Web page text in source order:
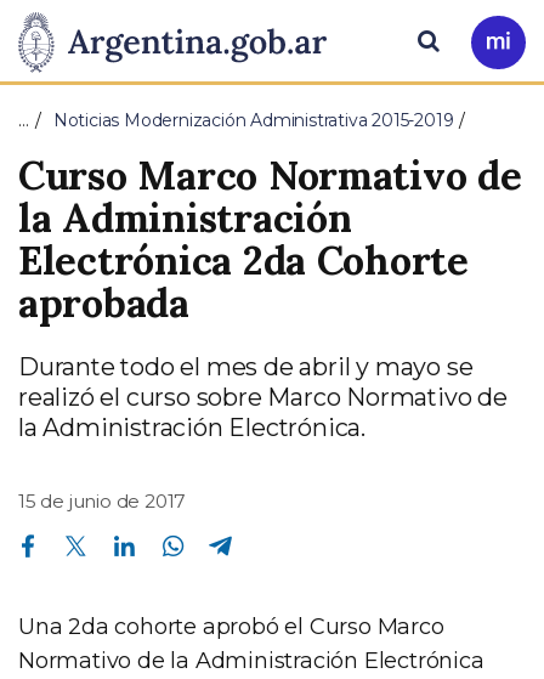
Presidencia
de
la
Nación
Pasar al contenido principal
Ir
a
Buscar
… Noticias Modernización Administrativa 2015-2019
Curso Marco Normativo de
la Administración
Electrónica 2da Cohorte
aprobada
Durante todo el mes de abril y mayo se
realizó el curso sobre Marco Normativo de
la Administración Electrónica.
15 de junio de 2017
Compartir en Facebook Compartir en Twitter Compartir en Linkedin Compartir en Whatsapp
Una 2da cohorte aprobó el Curso Marco
Normativo de la Administración Electrónica